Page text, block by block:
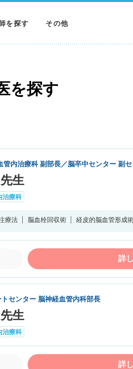
を探す その他
を探す
管内治療科 副部長／脳卒中センター 副
生
治療科
療法 脳血栓回収術 経皮的脳血管形成
詳
センター 脳神経血管内科部長
生
治療科
詳